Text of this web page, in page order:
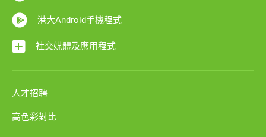
港大Android手機程式
社交媒體及應用程式
人才招聘
高色彩對比